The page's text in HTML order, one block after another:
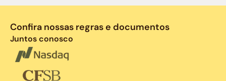
Confira nossas regras e documentos
Juntos conosco